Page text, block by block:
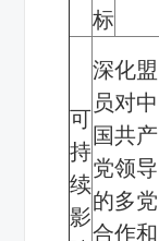
标
可
持
续
影
深化盟
员对中
国共产
党领导
的多党
合作和